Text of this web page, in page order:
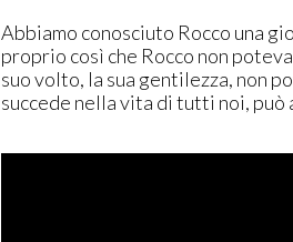
Abbiamo conosciuto Rocco una
proprio così che Rocco non
suo volto, la sua gentilezza, non
succede nella vita di tutti noi, può